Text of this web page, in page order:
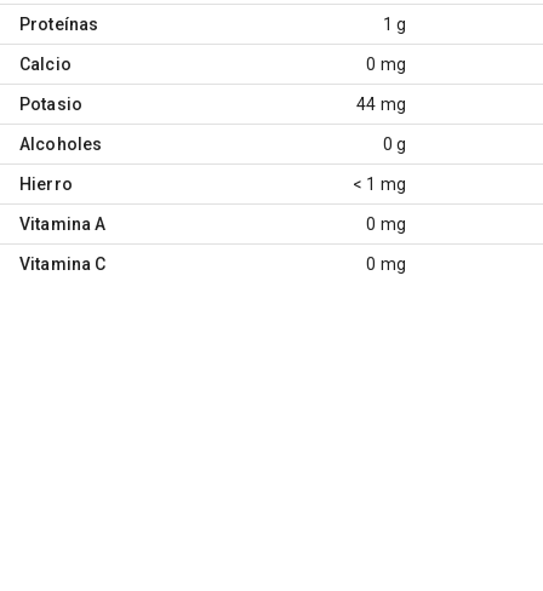
Proteínas 1 g
Calcio 0 mg
Potasio 44 mg
Alcoholes 0 g
Hierro < 1 mg
Vitamina A 0 mg
Vitamina C 0 mg